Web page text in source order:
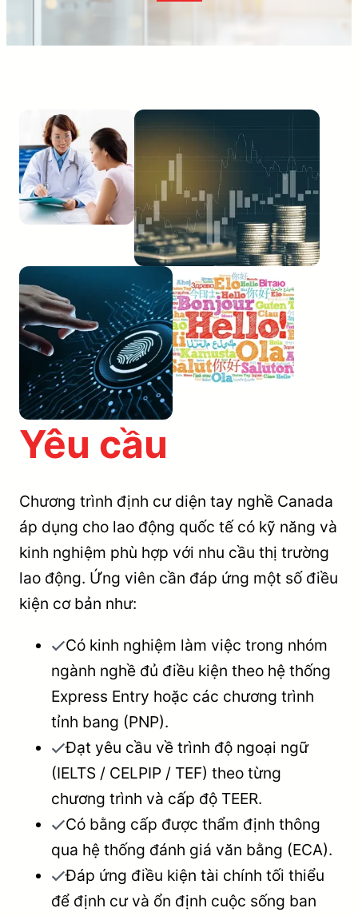
Yêu cầu
Chương trình định cư diện tay nghề Canada
áp dụng cho lao động quốc tế có kỹ năng và
kinh nghiệm phù hợp với nhu cầu thị trường
lao động. Ứng viên cần đáp ứng một số điều
kiện cơ bản như:
Có kinh nghiệm làm việc trong nhóm
ngành nghề đủ điều kiện theo hệ thống
Express Entry hoặc các chương trình
tỉnh bang (PNP).
Đạt yêu cầu về trình độ ngoại ngữ
(IELTS / CELPIP / TEF) theo từng
chương trình và cấp độ TEER.
Có bằng cấp được thẩm định thông
qua hệ thống đánh giá văn bằng (ECA).
Đáp ứng điều kiện tài chính tối thiểu
để định cư và ổn định cuộc sống ban